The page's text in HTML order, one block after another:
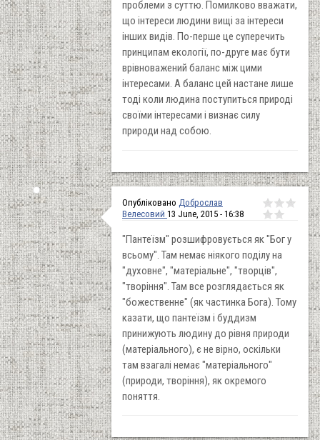
проблеми з суттю. Помилково вважати,
що інтереси людини вищі за інтереси
інших видів. По-перше це суперечить
принципам екології, по-друге має бути
врівноважений баланс між цими
інтересами. А баланс цей настане лише
тоді коли людина поступиться природі
своїми інтересами і визнає силу
природи над собою.
Опубліковано Доброслав
Велесовий 13 June, 2015 - 16:38
"Пантеїзм" розшифровується як "Бог у
всьому". Там немає ніякого поділу на
"духовне", "матеріальне", "творців",
"творіння". Там все розглядається як
"божественне" (як частинка Бога). Тому
казати, що пантеїзм і буддизм
принижують людину до рівня природи
(матеріального), є не вірно, оскільки
там взагалі немає "матеріального"
(природи, творіння), як окремого
поняття.